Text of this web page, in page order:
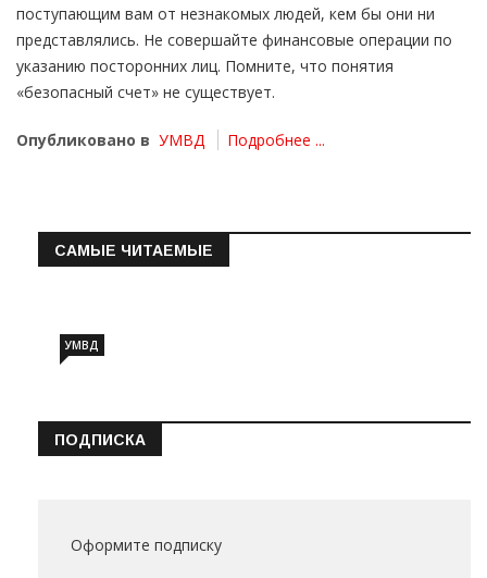
поступающим вам от незнакомых людей, кем бы они ни
представлялись. Не совершайте финансовые операции по
указанию посторонних лиц. Помните, что понятия
«безопасный счет» не существует.
Опубликовано в УМВД Подробнее ...
САМЫЕ ЧИТАЕМЫЕ
УМВД
ПОДПИСКА
Оформите подписку